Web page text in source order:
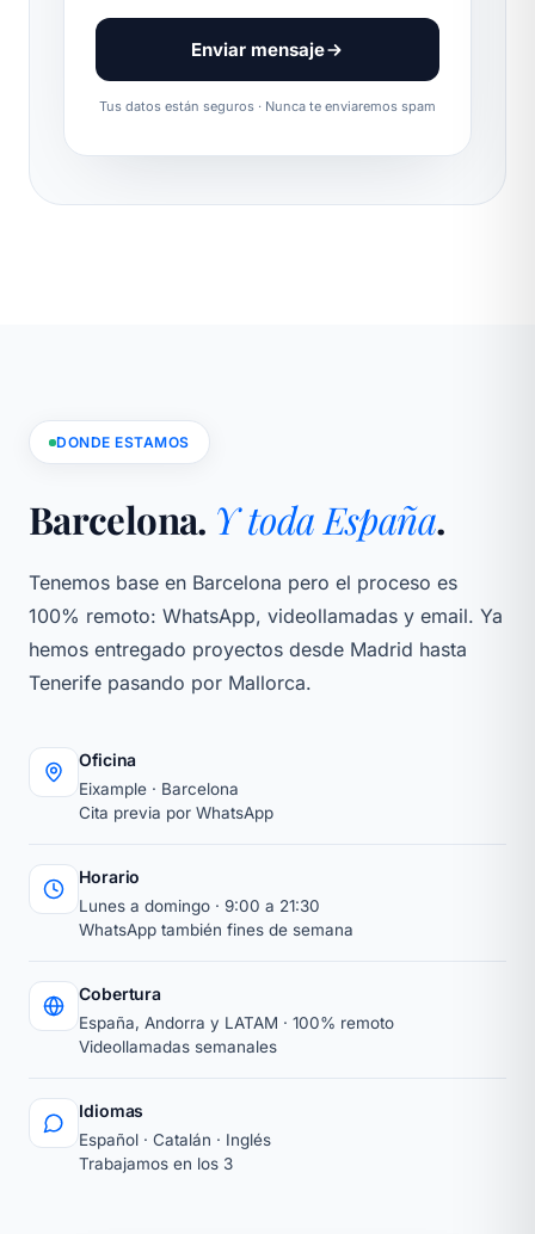
Enviar mensaje
Tus datos están seguros · Nunca te enviaremos spam
DONDE ESTAMOS
Barcelona. Y toda España.
Tenemos base en Barcelona pero el proceso es
100% remoto: WhatsApp, videollamadas y email. Ya
hemos entregado proyectos desde Madrid hasta
Tenerife pasando por Mallorca.
Oficina
Eixample · Barcelona
Cita previa por WhatsApp
Horario
Lunes a domingo · 9:00 a 21:30
WhatsApp también fines de semana
Cobertura
España, Andorra y LATAM · 100% remoto
Videollamadas semanales
Idiomas
Español · Catalán · Inglés
Trabajamos en los 3